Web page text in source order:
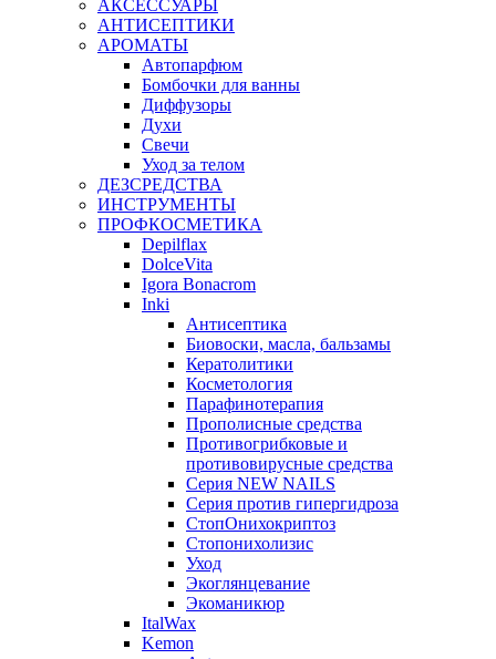
АКСЕССУАРЫ
АНТИСЕПТИКИ
АРОМАТЫ
Автопарфюм
Бомбочки для ванны
Диффузоры
Духи
Свечи
Уход за телом
ДЕЗСРЕДСТВА
ИНСТРУМЕНТЫ
ПРОФКОСМЕТИКА
Depilflax
DolceVita
Igora Bonacrom
Inki
Антисептика
Биовоски, масла, бальзамы
Кератолитики
Косметология
Парафинотерапия
Прополисные средства
Противогрибковые и
противовирусные средства
Серия NEW NAILS
Серия против гипергидроза
СтопОнихокриптоз
Стопонихолизис
Уход
Экоглянцевание
Экоманикюр
ItalWax
Kemon